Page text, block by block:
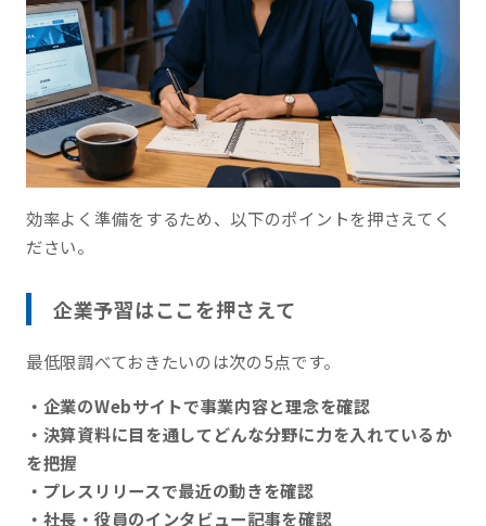
効率よく準備をするため、以下のポイントを押さえてく
ださい。
企業予習はここを押さえて
最低限調べておきたいのは次の5点です。
・企業のWebサイトで事業内容と理念を確認
・決算資料に目を通してどんな分野に力を入れているか
を把握
・プレスリリースで最近の動きを確認
・社長・役員のインタビュー記事を確認